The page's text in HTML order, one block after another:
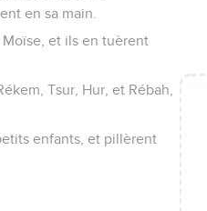
en sa main.
et ils en tuèrent
Tsur, Hur, et Rébah,
enfants, et pillèrent